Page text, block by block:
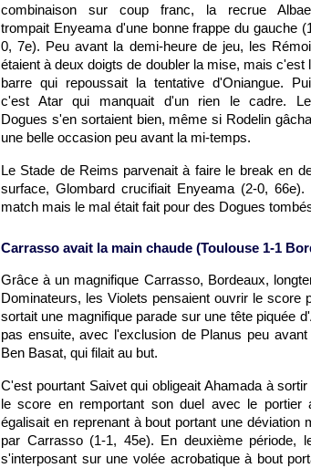
combinaison sur coup franc, la recrue
trompait Enyeama d'une bonne frappe du gauche
0, 7e). Peu avant la demi-heure de jeu, les
étaient à deux doigts de doubler la mise, mais c'est
barre qui repoussait la tentative d'Oniangue.
c'est Atar qui manquait d'un rien le cadre.
Dogues s'en sortaient bien, même si Rodelin
une belle occasion peu avant la mi-temps.
Le Stade de Reims parvenait à faire le break en
surface, Glombard crucifiait Enyeama (2-0,
match mais le mal était fait pour des Dogues
Carrasso avait la main chaude (Toulouse 1-1
Grâce à un magnifique Carrasso, Bordeaux,
Dominateurs, les Violets pensaient ouvrir le
sortait une magnifique parade sur une tête piquée
pas ensuite, avec l'exclusion de Planus peu
Ben Basat, qui filait au but.
C'est pourtant Saivet qui obligeait Ahamada à
le score en remportant son duel avec le
égalisait en reprenant à bout portant une
par Carrasso (1-1, 45e). En deuxième période,
s'interposant sur une volée acrobatique à bout